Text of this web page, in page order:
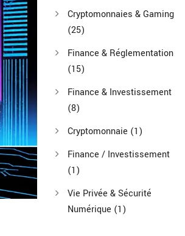
Cryptomonnaies & Gaming
(25)
Finance & Réglementation
(15)
Finance & Investissement
(8)
Cryptomonnaie (1)
Finance / Investissement
(1)
Vie Privée & Sécurité
Numérique (1)